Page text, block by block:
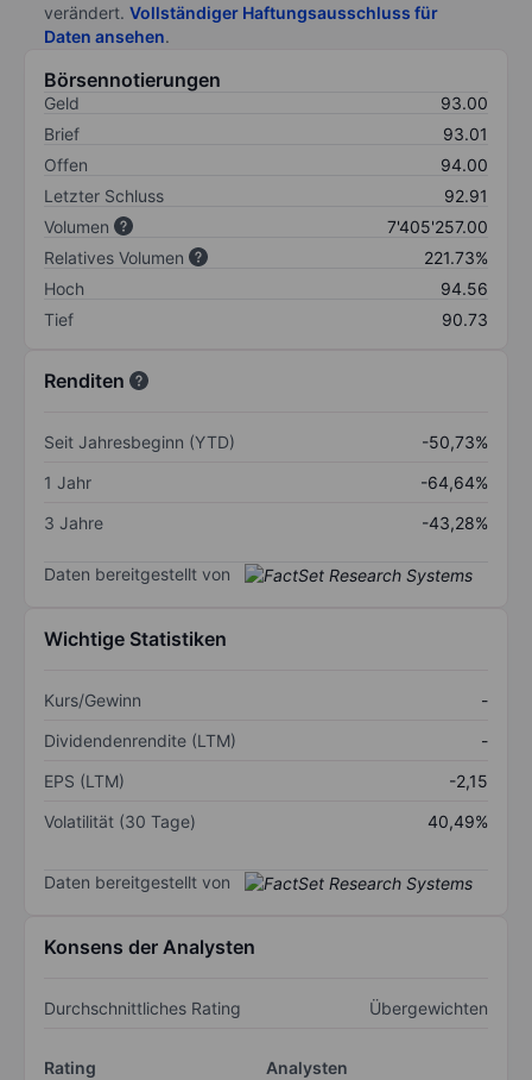
verändert. Vollständiger Haftungsausschluss für
Daten ansehen.
Börsennotierungen
Geld
93.00
Brief
93.01
Offen
94.00
Letzter Schluss
92.91
Volumen
7'405'257.00
Relatives Volumen
221.73%
Hoch
94.56
Tief
90.73
Renditen
Seit Jahresbeginn (YTD)
-50,73%
1 Jahr
-64,64%
3 Jahre
-43,28%
Daten bereitgestellt von
Wichtige Statistiken
Kurs/Gewinn
-
Dividendenrendite (LTM)
-
EPS (LTM)
-2,15
Volatilität (30 Tage)
40,49%
Daten bereitgestellt von
Konsens der Analysten
Durchschnittliches Rating Übergewichten
Rating
Analysten